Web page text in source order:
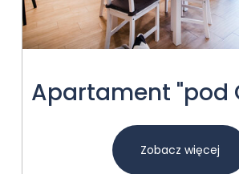
Apartament "pod
Zobacz więcej